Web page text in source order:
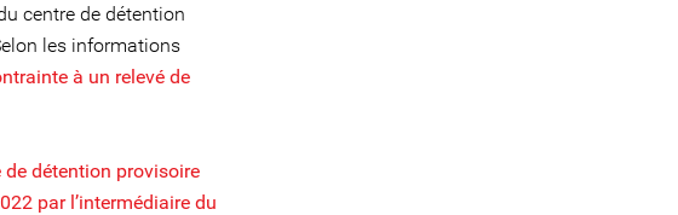
centre de détention
les informations
à un relevé de
détention provisoire
par l’intermédiaire du